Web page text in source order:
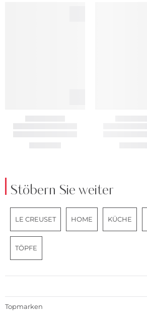
Stöbern Sie weiter
LE CREUSET HOME KÜCHE
TÖPFE
Topmarken